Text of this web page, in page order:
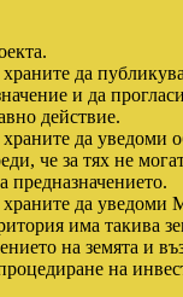
да
и да
действие.
да уведоми
че за тях не
предназначението.
да уведоми
има такива
на земята и
на